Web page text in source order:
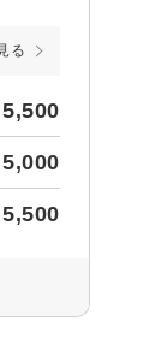
る
5,500
5,000
5,500